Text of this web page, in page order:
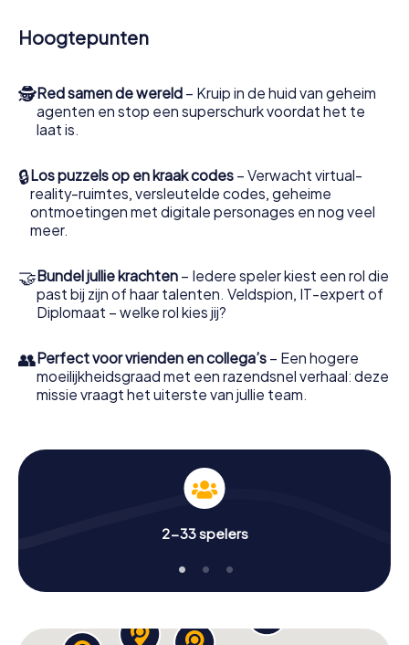
excelleren om de slechteriken te stoppen. In
tegenstelling tot James Bond en Co. zullen jouw daden
jezelf en jouw team in de hoogste score van Kenilworth
en krijg toegang tot jouw eigen fotogalerij. De escape
game van myCityHunt verandert Kenilworth in jouw eigen
wereld van spionage en geheime agenten en verander
Kenilworth in een escaperoom in de buitenlucht!
Hoogtepunten
🕵Red samen de wereld – Kruip in de huid van geheim
agenten en stop een superschurk voordat het te
laat is.
🔒Los puzzels op en kraak codes – Verwacht virtual-
reality-ruimtes, versleutelde codes, geheime
ontmoetingen met digitale personages en nog veel
meer.
🤝Bundel jullie krachten – Iedere speler kiest een rol die
past bij zijn of haar talenten. Veldspion, IT-expert of
Diplomaat – welke rol kies jij?
👥Perfect voor vrienden en collega’s – Een hogere
moeilijkheidsgraad met een razendsnel verhaal: deze
missie vraagt het uiterste van jullie team.
2-33 spelers